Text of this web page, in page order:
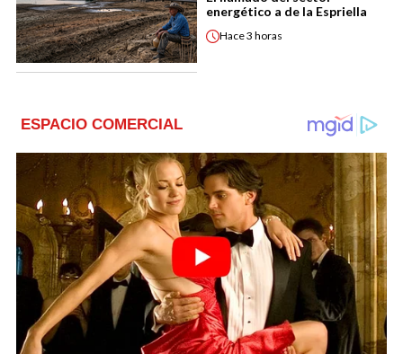
energético a de la Espriella
Hace3 horas